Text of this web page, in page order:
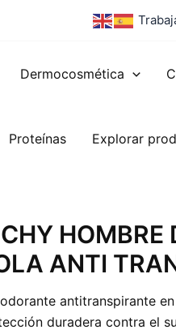
Dermocosmética
Proteínas Explorar
HOMBRE
ANTI
antitranspirante
duradera contra el